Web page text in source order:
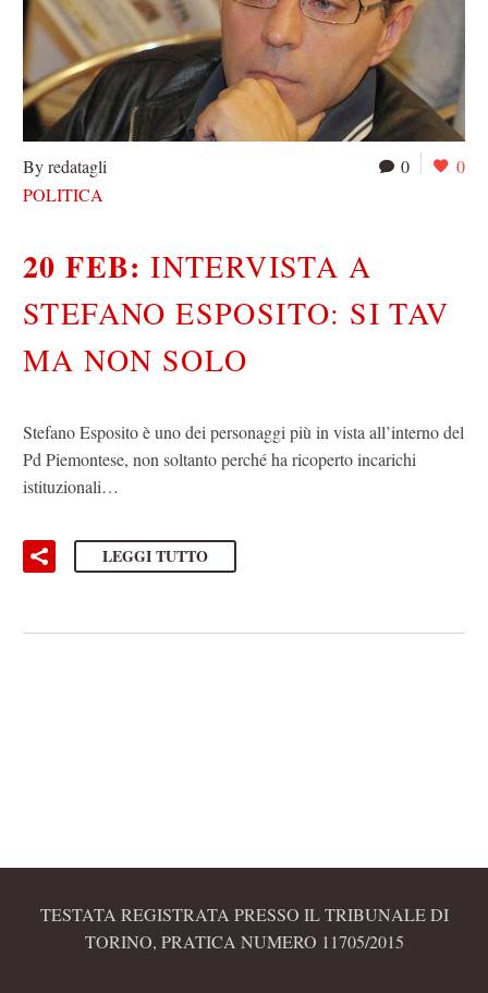
0 0
By redatagli
POLITICA
20 FEB:INTERVISTA A
STEFANO ESPOSITO: SI TAV
MA NON SOLO
Stefano Esposito è uno dei personaggi più in vista all’interno del
Pd Piemontese, non soltanto perché ha ricoperto incarichi
istituzionali…
LEGGI TUTTO
TESTATA REGISTRATA PRESSO IL TRIBUNALE DI
TORINO, PRATICA NUMERO 11705/2015